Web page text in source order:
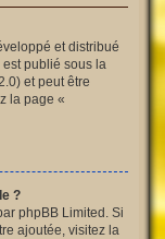
et distribué
est publié sous la
et peut être
la page «
?
phpBB Limited. Si
ajoutée, visitez la